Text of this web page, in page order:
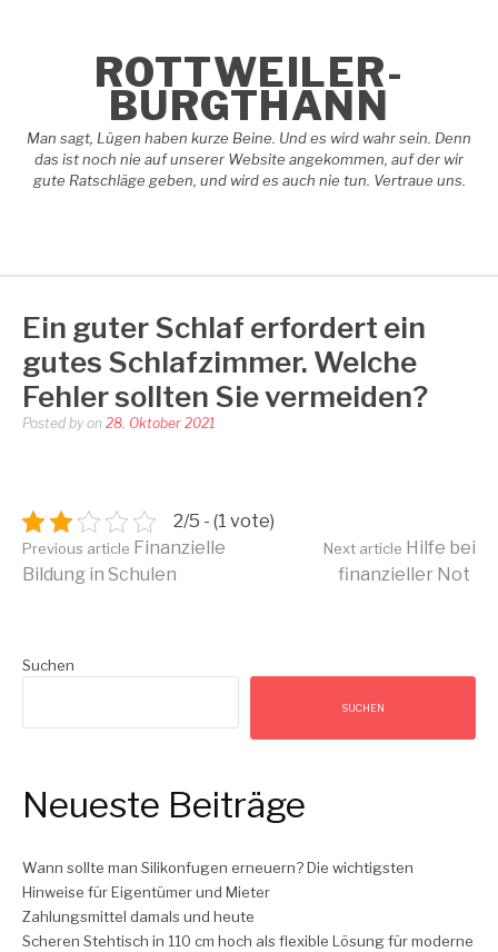
ROTTWEILER-
BURGTHANN
Man sagt, Lügen haben kurze Beine. Und es wird wahr sein. Denn
das ist noch nie auf unserer Website angekommen, auf der wir
gute Ratschläge geben, und wird es auch nie tun. Vertraue uns.
Ein guter Schlaf erfordert ein
gutes Schlafzimmer. Welche
Fehler sollten Sie vermeiden?
Posted by on 28. Oktober 2021
2/5 - (1 vote)
Continue
Reading
Previous article Finanzielle
Bildung in Schulen
Next article Hilfe bei
finanzieller Not
Suchen
SUCHEN
Neueste Beiträge
Wann sollte man Silikonfugen erneuern? Die wichtigsten
Hinweise für Eigentümer und Mieter
Zahlungsmittel damals und heute
Scheren Stehtisch in 110 cm hoch als flexible Lösung für moderne